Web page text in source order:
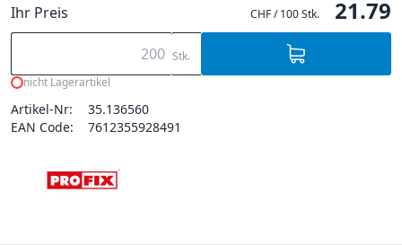
Ihr Preis CHF / 100 Stk. 21.79
Stk.
nicht Lagerartikel
Artikel-Nr:
35.136560
EAN Code:
7612355928491